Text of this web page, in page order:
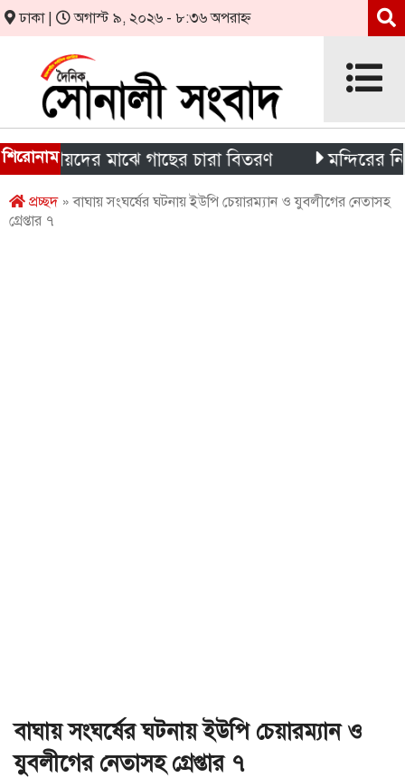
ঢাকা | অগাস্ট ৯, ২০২৬ - ৮:৩৬ অপরাহ্ন
শিরোনাম মাঝে গাছের চারা বিতরণ মন্দিরের নিজস্ব
প্রচ্ছদ» বাঘায় সংঘর্ষের ঘটনায় ইউপি চেয়ারম্যান ও যুবলীগের নেতাসহ
গ্রেপ্তার ৭
বাঘায় সংঘর্ষের ঘটনায় ইউপি চেয়ারম্যান ও
যুবলীগের নেতাসহ গ্রেপ্তার ৭